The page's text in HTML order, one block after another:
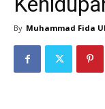
By Muhammad Fida